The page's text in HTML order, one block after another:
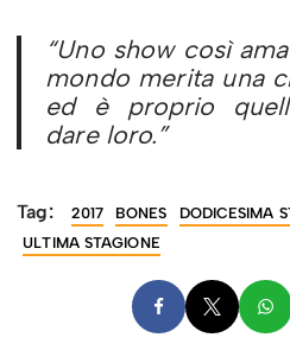
“Uno show così
mondo merita una
ed è proprio
dare loro.”
Tag: 2017 BONES DODICESIMA
ULTIMA STAGIONE